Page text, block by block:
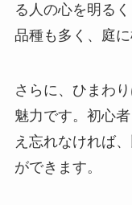
る人の心を明る
品種も多く、庭
さらに、ひまわ
魅力です。初心
え忘れなければ
ができます。